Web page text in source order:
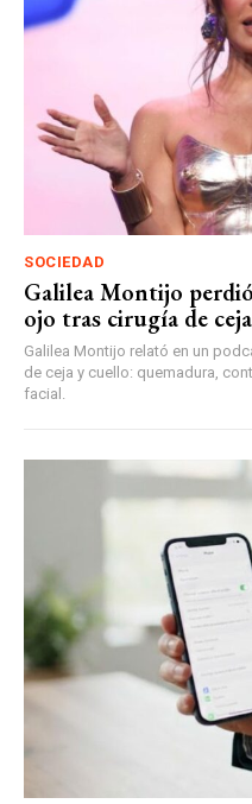
SOCIEDAD
Galilea Montijo
ojo tras cirugía de
Galilea Montijo relató en un
de ceja y cuello: quemadura,
facial.